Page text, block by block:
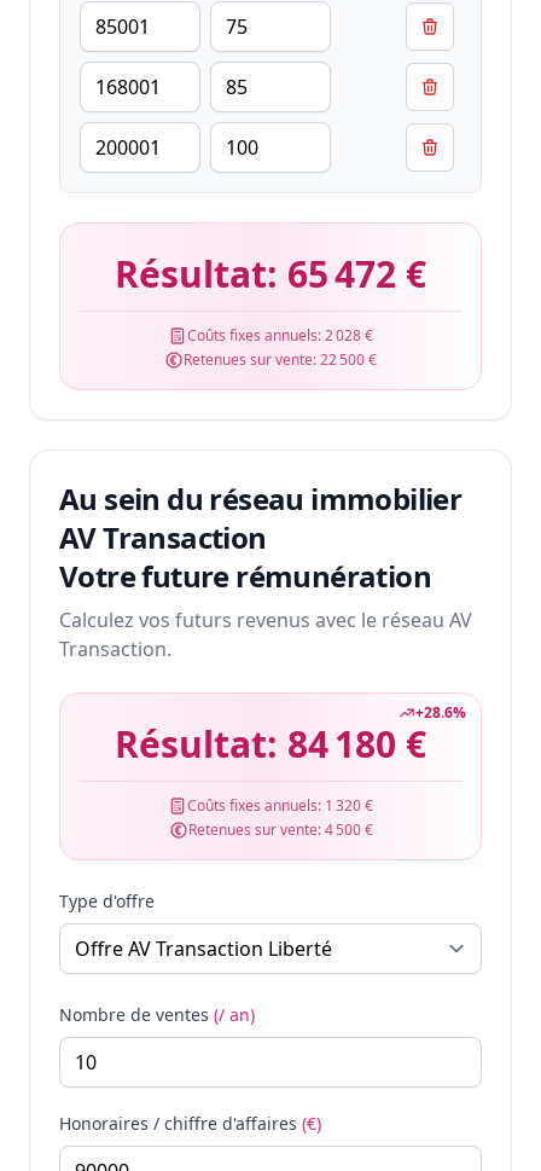
Résultat: 65 472 €
Coûts fixes annuels:2 028 €
Retenues sur vente:22 500 €
Au sein du réseau immobilier
AV Transaction
Votre future rémunération
Calculez vos futurs revenus avec le réseau AV
Transaction.
+28.6%
Résultat: 84 180 €
Coûts fixes annuels: 1 320 €
Retenues sur vente:4 500 €
Type d'offre
Nombre de ventes (/ an)
Honoraires / chiffre d'affaires (€)